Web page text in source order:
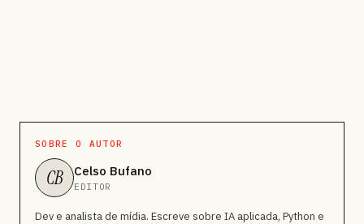
SOBRE O AUTOR
CB Celso Bufano
EDITOR
Dev e analista de mídia. Escreve sobre IA aplicada, Python e